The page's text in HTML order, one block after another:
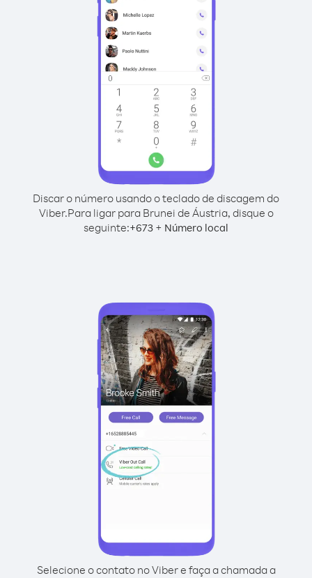
Discar o número usando o teclado de discagem do
Viber.Para ligar para Brunei de Áustria, disque o
seguinte:+673 + Número local
Selecione o contato no Viber e faça a chamada a